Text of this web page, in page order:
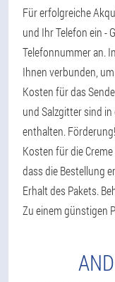
Für erfolgreiche
und Ihr Telefon ein -
Telefonnummer an.
Ihnen verbunden,
Kosten für das
und Salzgitter sind
enthalten.
Kosten für die
dass die Bestellung
Erhalt des Pakets.
Zu einem günstigen